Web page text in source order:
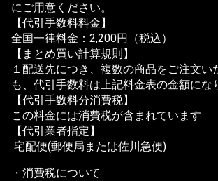
にご用意ください。
【代引手数料料金】
全国一律料金：2,200円（税込）
【まとめ買い計算規則】
１配送先につき、複数の商品をご注文い
も、代引手数料は上記料金表の金額にな
【代引手数料分消費税】
この料金には消費税が含まれています
【代引業者指定】
宅配便(郵便局または佐川急便)
・消費税について